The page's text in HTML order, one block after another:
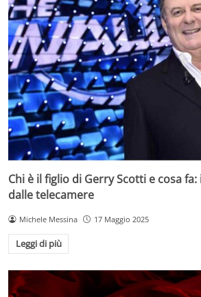
Chi è il figlio di Gerry Scotti e cosa
dalle telecamere
Michele Messina 17 Maggio 2025
Leggi di più